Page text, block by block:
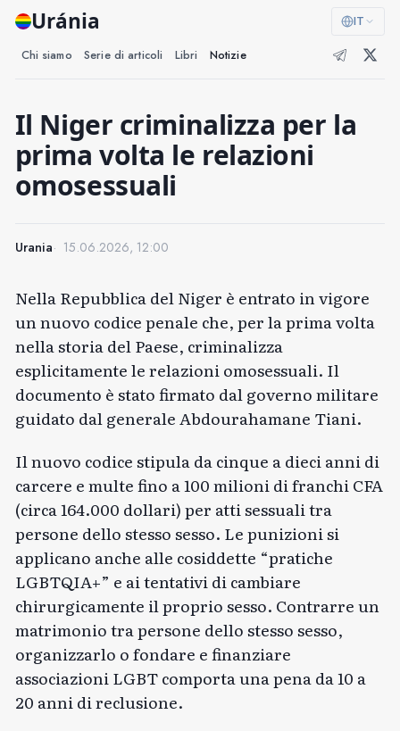
Uránia IT
Chi siamo Serie di articoli Libri Notizie
Il Niger criminalizza per la
prima volta le relazioni
omosessuali
Urania 15.06.2026, 12:00
Nella Repubblica del Niger è entrato in vigore
un nuovo codice penale che, per la prima volta
nella storia del Paese, criminalizza
esplicitamente le relazioni omosessuali. Il
documento è stato firmato dal governo militare
guidato dal generale Abdourahamane Tiani.
Il nuovo codicestipula da cinque a dieci anni di
carcere e multe fino a 100 milioni di franchi CFA
(circa 164.000 dollari) per atti sessuali tra
persone dello stesso sesso. Le punizioni si
applicano anche alle cosiddette “pratiche
LGBTQIA+” e ai tentativi di cambiare
chirurgicamente il proprio sesso. Contrarre un
matrimonio tra persone dello stesso sesso,
organizzarlo o fondare e finanziare
associazioni LGBT comporta una pena da 10 a
20 anni di reclusione.